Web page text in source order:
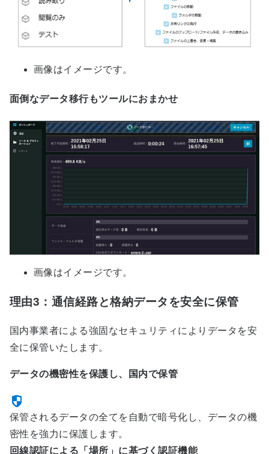
画像はイメージです。
面倒なデータ移行もツールにおまかせ
画像はイメージです。
理由3：通信経路と格納データを安全に保管
国内事業者による強固なセキュリティによりデータを安
全に保管いたします。
データの機密性を保護し、国内で保管
保管されるデータの全てを自動で暗号化し、データの機
密性を強力に保護します。
回線認証による「場所」に基づく認証機能